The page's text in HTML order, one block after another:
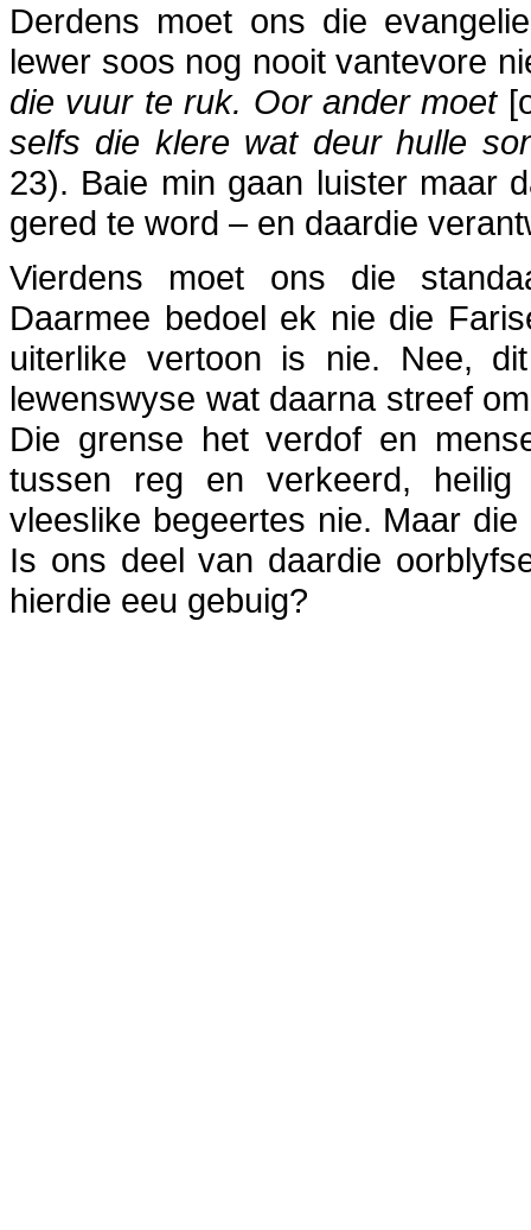
Derdens moet ons die
lewer soos nog nooit vantevore
die vuur te ruk. Oor ander moet
selfs die klere wat deur hulle
23). Baie min gaan luister maar
gered te word – en daardie
Vierdens moet ons die
Daarmee bedoel ek nie die
uiterlike vertoon is nie. Nee,
lewenswyse wat daarna streef
Die grense het verdof en
tussen reg en verkeerd,
vleeslike begeertes nie. Maar
Is ons deel van daardie
hierdie eeu gebuig?